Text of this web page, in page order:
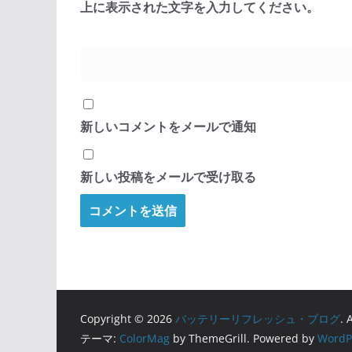
上に表示された文字を入力してください。
新しいコメントをメールで通知
新しい投稿をメールで受け取る
Copyright © 2026 バッテリーリフレッシュ・ブログ.
テーマ: ColorMag by ThemeGrill. Powered by